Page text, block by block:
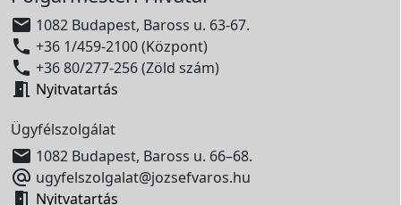
 1082 Budapest, Baross u. 63-67.
 +36 1/459-2100 (Központ)
 +36 80/277-256 (Zöld szám)
 Nyitvatartás
Ügyfélszolgálat
 1082 Budapest, Baross u. 66–68.
 ugyfelszolgalat@jozsefvaros.hu
 Nyitvatartás